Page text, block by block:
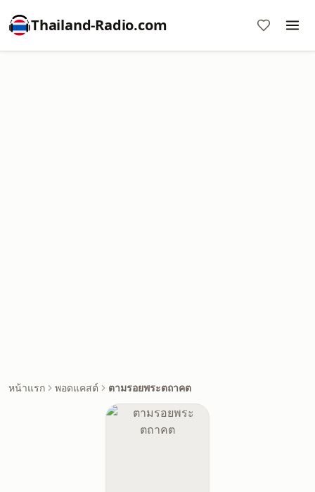
Thailand-Radio.com
หน้าแรก พอดแคสต์ ตามรอยพระตถาคต